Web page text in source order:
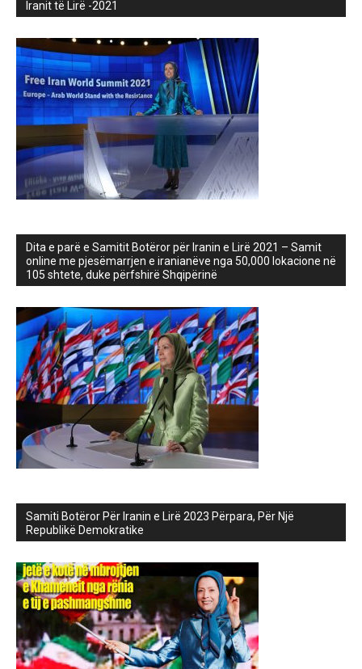
Iranit të Lirë -2021
Dita e parë e Samitit Botëror për Iranin e Lirë 2021 – Samit
online me pjesëmarrjen e iranianëve nga 50,000 lokacione në
105 shtete, duke përfshirë Shqipërinë
Samiti Botëror Për Iranin e Lirë 2023 Përpara, Për Një
Republikë Demokratike